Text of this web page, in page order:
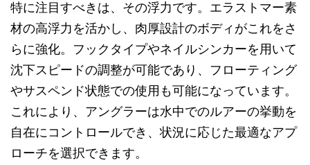
特に注目すべきは、その浮力です。エラストマー素
材の高浮力を活かし、肉厚設計のボディがこれをさ
らに強化。フックタイプやネイルシンカーを用いて
沈下スピードの調整が可能であり、フローティング
やサスペンド状態での使用も可能になっています。
これにより、アングラーは水中でのルアーの挙動を
自在にコントロールでき、状況に応じた最適なアプ
ローチを選択できます。